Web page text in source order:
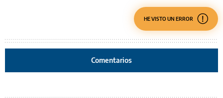
HE VISTO UN ERROR
Comentarios